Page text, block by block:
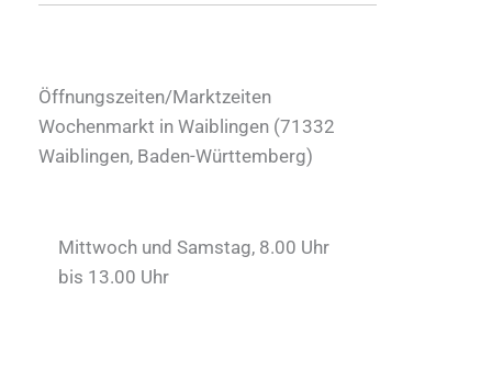
Öffnungszeiten/Marktzeiten
Wochenmarkt in Waiblingen (71332
Waiblingen, Baden-Württemberg)
Mittwoch und Samstag, 8.00 Uhr
bis 13.00 Uhr